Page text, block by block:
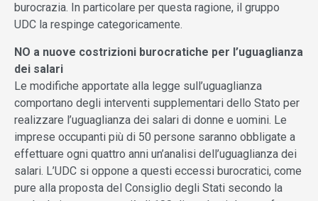
burocrazia. In particolare per questa ragione, il gruppo
UDC la respinge categoricamente.
NO a nuove costrizioni burocratiche per l’uguaglianza
dei salari
Le modifiche apportate alla legge sull’uguaglianza
comportano degli interventi supplementari dello Stato per
realizzare l’uguaglianza dei salari di donne e uomini. Le
imprese occupanti più di 50 persone saranno obbligate a
effettuare ogni quattro anni un’analisi dell’uguaglianza dei
salari. L’UDC si oppone a questi eccessi burocratici, come
pure alla proposta del Consiglio degli Stati secondo la